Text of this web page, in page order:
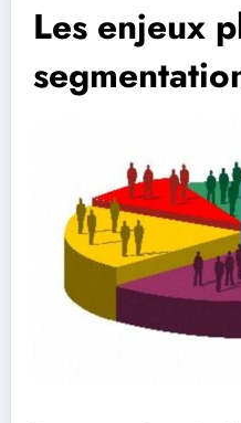
Les enjeux